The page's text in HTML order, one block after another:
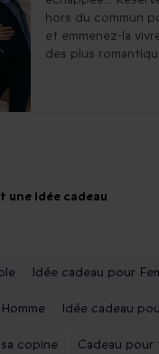
hors du commun
et emmenez-la
des plus
une idée cadeau
Idée cadeau pour
Idée cadeau
copine Cadeau pour